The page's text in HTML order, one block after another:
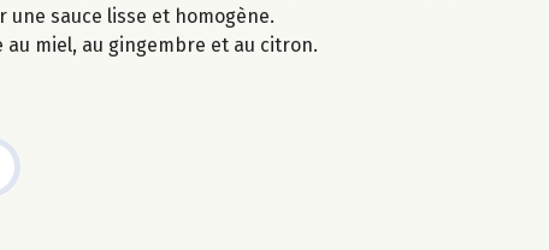
une sauce lisse et homogène.
au miel, au gingembre et au citron.